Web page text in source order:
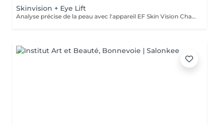
Skinvision + Eye Lift
Analyse précise de la peau avec l'appareil EF Skin Vision Chaque peau étant unique, nous analysons ensemble les besoins actuels de votre peau. L'appareil diagnostic effectue une analyse complète. Il détermine l'identité de votre peau en quelques minutes, en se basant sur 9 paramètres spécifiques: hydratation, excès de sébum, élasticité, desquamation, pores, taches pigmentaires, rides pattes d'oie, rides du front, couperose. Soin des yeux liftant pour un regard éclatant. Un soin intensif du contour des yeux; massage très efficace des points de pression, massage anti-age liftant, Expert Eye patch et soin intensif du contour des yeux avec la technologie Oxy Booster. Grâce à ce soin les poches et les cernes sont atténuées, les rides sont lissées, le regard est plus éclatant et la fatigue est éliminée.